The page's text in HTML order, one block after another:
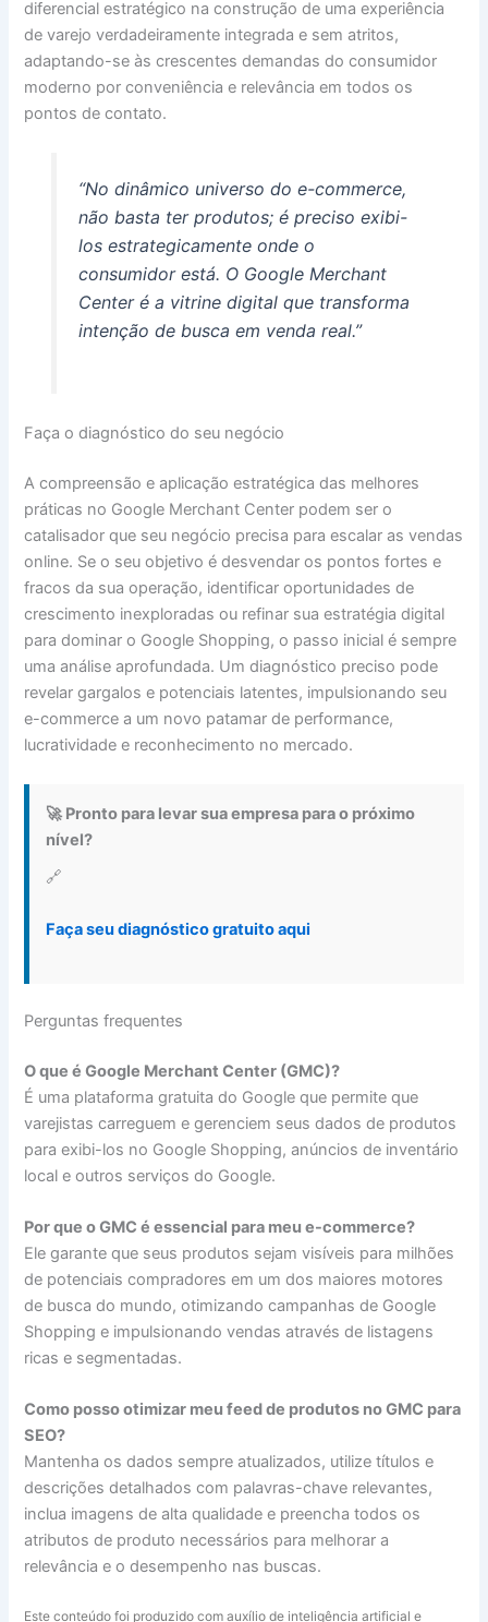
diferencial estratégico na construção de uma experiência
de varejo verdadeiramente integrada e sem atritos,
adaptando-se às crescentes demandas do consumidor
moderno por conveniência e relevância em todos os
pontos de contato.
“No dinâmico universo do e-commerce,
não basta ter produtos; é preciso exibi-
los estrategicamente onde o
consumidor está. O Google Merchant
Center é a vitrine digital que transforma
intenção de busca em venda real.”
Faça o diagnóstico do seu negócio
A compreensão e aplicação estratégica das melhores
práticas no Google Merchant Center podem ser o
catalisador que seu negócio precisa para escalar as vendas
online. Se o seu objetivo é desvendar os pontos fortes e
fracos da sua operação, identificar oportunidades de
crescimento inexploradas ou refinar sua estratégia digital
para dominar o Google Shopping, o passo inicial é sempre
uma análise aprofundada. Um diagnóstico preciso pode
revelar gargalos e potenciais latentes, impulsionando seu
e-commerce a um novo patamar de performance,
lucratividade e reconhecimento no mercado.
🚀 Pronto para levar sua empresa para o próximo
nível?
🔗
Faça seu diagnóstico gratuito aqui
Perguntas frequentes
O que é Google Merchant Center (GMC)?
É uma plataforma gratuita do Google que permite que
varejistas carreguem e gerenciem seus dados de produtos
para exibi-los no Google Shopping, anúncios de inventário
local e outros serviços do Google.
Por que o GMC é essencial para meu e-commerce?
Ele garante que seus produtos sejam visíveis para milhões
de potenciais compradores em um dos maiores motores
de busca do mundo, otimizando campanhas de Google
Shopping e impulsionando vendas através de listagens
ricas e segmentadas.
Como posso otimizar meu feed de produtos no GMC para
SEO?
Mantenha os dados sempre atualizados, utilize títulos e
descrições detalhados com palavras-chave relevantes,
inclua imagens de alta qualidade e preencha todos os
atributos de produto necessários para melhorar a
relevância e o desempenho nas buscas.
Este conteúdo foi produzido com auxílio de inteligência artificial e